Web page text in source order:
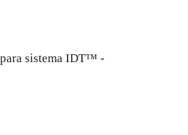
sistema IDT™ -